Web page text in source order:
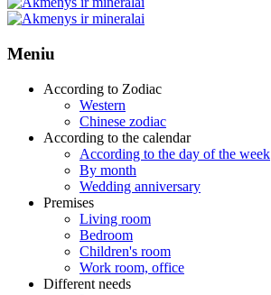
Meniu
According to Zodiac
Western
Chinese zodiac
According to the calendar
According to the day of the week
By month
Wedding anniversary
Premises
Living room
Bedroom
Children's room
Work room, office
Different needs